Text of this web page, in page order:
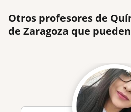
Otros profesores de
de Zaragoza que